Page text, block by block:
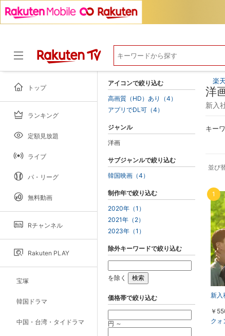
トップ
ランキング
定額見放題
ライブ
パ・リーグ
無料動画
Rチャンネル
Rakuten PLAY
宝塚
韓国ドラマ
中国・台湾・タイドラマ
楽
洋
新入
キー
並び
新入
￥
クォ
1
アイコンで絞り込む
高画質（HD）あり（4）
アプリでDL可（4）
ジャンル
洋画
サブジャンルで絞り込む
韓国映画（4）
制作年で絞り込む
2020年（1）
2021年（2）
2023年（1）
除外キーワードで絞り込む
を除く
価格帯で絞り込む
円 ～